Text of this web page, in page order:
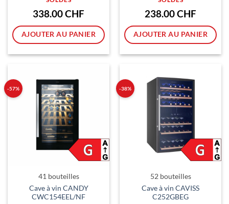
était :
648.00 CHF.
338.00CHF
actuel
est :
338.00 CHF.
AJOUTER AU PANIER
était :
778.00 CHF.
238.00CHF
actuel
est :
238.00
AJOUTER AU PANIER
-57%
41 bouteilles
Cave à vin CANDY
CWC154EEL/NF
-38%
52 bouteilles
Cave à vin CAVISS
C252GBEG